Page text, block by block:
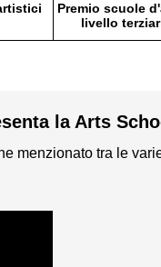
Premio scuole
livello
la Arts
menzionato tra le